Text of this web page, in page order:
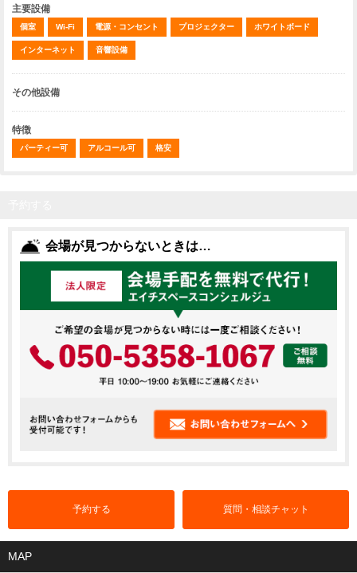
主要設備
個室 Wi-Fi 電源・コンセント プロジェクター ホワイトボード
インターネット 音響設備
その他設備
特徴
パーティー可 アルコール可 格安
会場が見つからないときは…
予約する 質問・相談チャット
MAP